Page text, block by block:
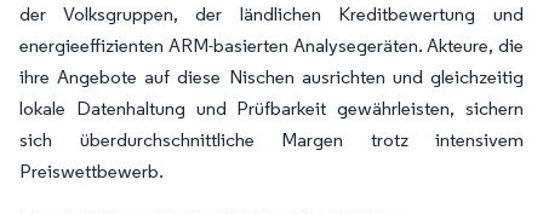
der Volksgruppen, der ländlichen Kreditbewertung und
energieeffizienten ARM-basierten Analysegeräten. Akteure, die
ihre Angebote auf diese Nischen ausrichten und gleichzeitig
lokale Datenhaltung und Prüfbarkeit gewährleisten, sichern
sich überdurchschnittliche Margen trotz intensivem
Preiswettbewerb.